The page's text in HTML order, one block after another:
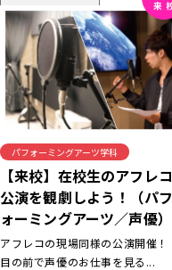
パフォーミングアーツ学科
【来校】在校生のアフレコ
公演を観劇しよう！（パフ
ォーミングアーツ／声優）
アフレコの現場同様の公演開催！
目の前で声優のお仕事を見る...